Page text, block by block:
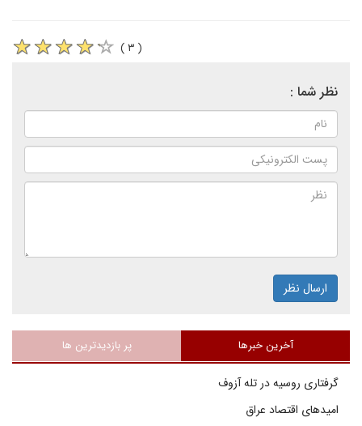
( ۳ )
نظر شما :
ارسال نظر
آخرین خبرها پر بازدیدترین ها
گرفتاری روسیه در تله آزوف
امیدهای اقتصاد عراق